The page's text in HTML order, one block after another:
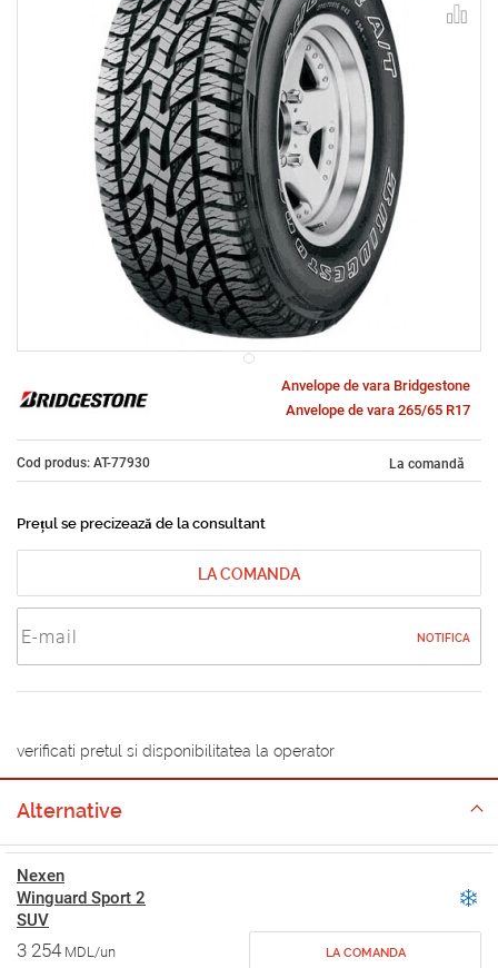
Anvelope de vara Bridgestone
Anvelope de vara 265/65 R17
Cod produs: AT-77930 La comandă
Prețul se precizează de la consultant
LA COMANDA
NOTIFICA
verificati pretul si disponibilitatea la operator
Alternative
Nexen
Winguard Sport 2
SUV
3 254 MDL/un LA COMANDA